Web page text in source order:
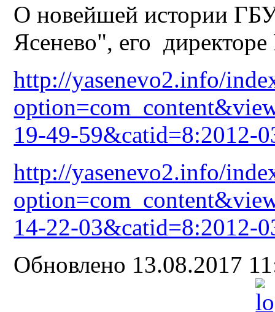
О новейшей истории
Ясенево", его
http://yasenevo2.info/
19-49-59&catid=8:2012-
http://yasenevo2.info/
14-22-03&catid=8:2012-
Обновлено 13.08.2017